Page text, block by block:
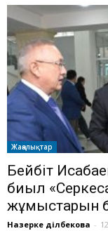
Жаңалықтар
Бейбіт
биыл
жұмыстарын
Назерке Әділбекова -